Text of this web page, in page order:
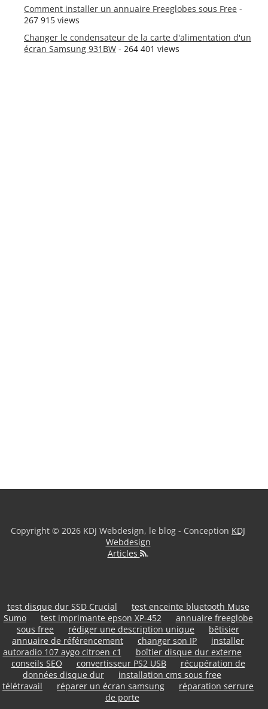
Comment installer un annuaire Freeglobes sous Free -
267 915 views
Changer le condensateur de la carte d'alimentation d'un
écran Samsung 931BW - 264 401 views
Copyright © 2026 KDJ Webdesign, le blog - Conception KDJ
Webdesign
Articles
.
test disque dur SSD Crucial
test enceinte bluetooth Muse
Sumo
test imprimante epson XP-452
annuaire freeglobe
sous free
rédiger une description unique
bêtisier
annuaire de référencement
changer son IP
installer
autoradio 107 aygo citroen c1
boîtier disque dur externe
conseils SEO
convertisseur PS2 USB
récupération de
données disque dur
installation cms sous free
télétravail
réparer un écran samsung
réparation serrure
de porte